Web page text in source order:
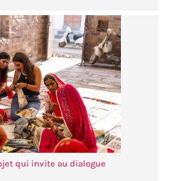
qui invite au dialogue